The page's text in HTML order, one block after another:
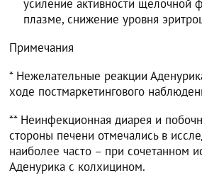
усиление активности
плазме, снижение уровня
Примечания
* Нежелательные реакции
ходе постмаркетингового
** Неинфекционная диарея и
стороны печени отмечались в
наиболее часто – при сочетанном
Аденурика с колхицином.